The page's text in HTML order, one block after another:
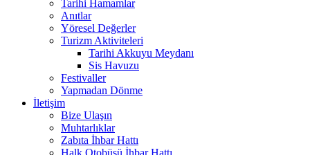
Tarihi Hamamlar
Anıtlar
Yöresel Değerler
Turizm Aktiviteleri
Tarihi Akkuyu Meydanı
Sis Havuzu
Festivaller
Yapmadan Dönme
İletişim
Bize Ulaşın
Muhtarlıklar
Zabıta İhbar Hattı
Halk Otobüsü İhbar Hattı